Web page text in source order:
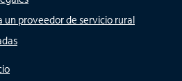
un proveedor de servicio rural